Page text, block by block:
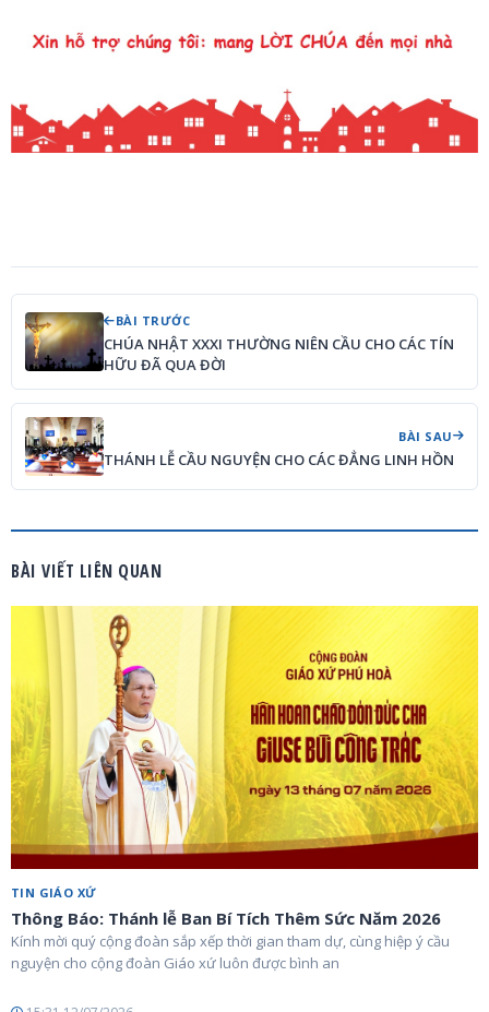
BÀI TRƯỚC
CHÚA NHẬT XXXI THƯỜNG NIÊN CẦU CHO CÁC TÍN
HỮU ĐÃ QUA ĐỜI
BÀI SAU
THÁNH LỄ CẦU NGUYỆN CHO CÁC ĐẲNG LINH HỒN
BÀI VIẾT LIÊN QUAN
TIN GIÁO XỨ
Thông Báo: Thánh lễ Ban Bí Tích Thêm Sức Năm 2026
Kính mời quý cộng đoàn sắp xếp thời gian tham dự, cùng hiệp ý cầu
nguyện cho cộng đoàn Giáo xứ luôn được bình an